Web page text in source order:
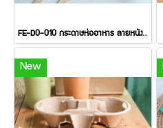
FE-D0-010 กระดาษห่ออาหาร ลายหนังสือเบเกอรี่ 200 Pcs
New